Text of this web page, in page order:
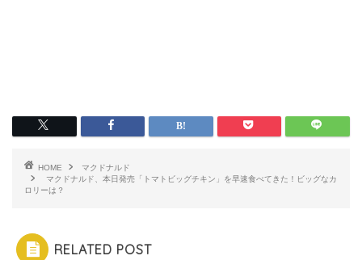
HOME
マクドナルド
マクドナルド、本日発売「トマトビッグチキン」を早速食べてきた！ビッグなカ
ロリーは？
RELATED POST